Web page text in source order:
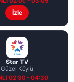
İzle
Star TV
Güzel Köylü
02:30 - 04:30